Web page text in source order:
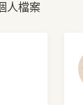
人檔案